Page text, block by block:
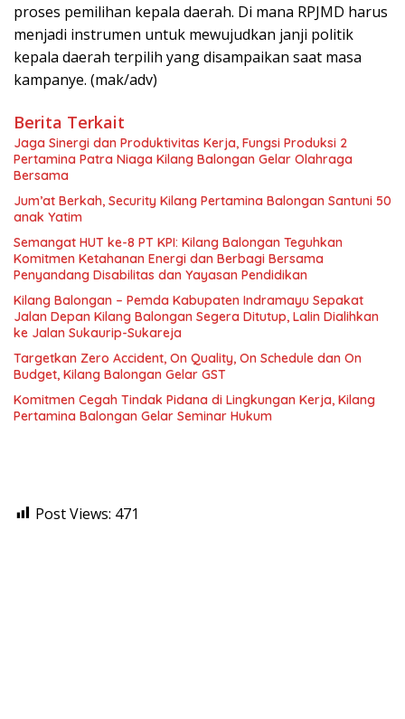
proses pemilihan kepala daerah. Di mana RPJMD harus
menjadi instrumen untuk mewujudkan janji politik
kepala daerah terpilih yang disampaikan saat masa
kampanye. (mak/adv)
Berita Terkait
Jaga Sinergi dan Produktivitas Kerja, Fungsi Produksi 2
Pertamina Patra Niaga Kilang Balongan Gelar Olahraga
Bersama
Jum’at Berkah, Security Kilang Pertamina Balongan Santuni 50
anak Yatim
Semangat HUT ke-8 PT KPI: Kilang Balongan Teguhkan
Komitmen Ketahanan Energi dan Berbagi Bersama
Penyandang Disabilitas dan Yayasan Pendidikan
Kilang Balongan – Pemda Kabupaten Indramayu Sepakat
Jalan Depan Kilang Balongan Segera Ditutup, Lalin Dialihkan
ke Jalan Sukaurip-Sukareja
Targetkan Zero Accident, On Quality, On Schedule dan On
Budget, Kilang Balongan Gelar GST
Komitmen Cegah Tindak Pidana di Lingkungan Kerja, Kilang
Pertamina Balongan Gelar Seminar Hukum
Post Views: 471